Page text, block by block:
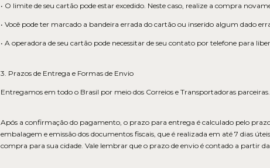
• O limite de seu cartão pode estar excedido. Neste caso, realize a compra
• Você pode ter marcado a bandeira errada do cartão ou inserido algum dado
• A operadora de seu cartão pode necessitar de seu contato por telefone para
3. Prazos de Entrega e Formas de Envio
Entregamos em todo o Brasil por meio dos Correios e Transportadoras parceiras.
Após a confirmação do pagamento, o prazo para entrega é calculado pelo
embalagem e emissão dos documentos fiscais, que é realizada em até 7 dias
compra para sua cidade. Vale lembrar que o prazo de envio é contado a partir